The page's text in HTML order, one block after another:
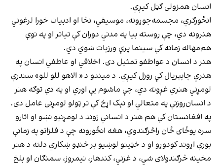
انسان همزولی ګڼل کیږي.
انځورګري، مجسمه‌جوړونه، موسیقي، نڅا او ادبیات خورا لرغوني
هنرونه دي، چې روسته بیا په مدني دوران کې تیاتر او په نوې
هم‌مهاله زمانه کې سینما پرې ورزیات شوي دي.
هنر د انسان د عواطفو تمثیل دی. اخلاقي او عاطفي انسان په
هنري چاپېریال کې روزل کیږي. د میندو د « الاهو للو للو» سندرې
لومړني هنري غږونه دي، چې ماشوم یې اوري او په دې توګه هنر
د انسان‌روزنې په متعالي او نېک اړخ کې تر ټولو لومړنی عامل دی.
په افغانستان کې هم هنر د انساني ژوند د لومړنیو نښو او اثارو
سره یوځای ځان راڅرګندوي، هغه انځورونه چې د فلزاتو په زمانې
پورې اړوند کودوړو او د خټینو لوښیو پر څنډو ښکاري دلته د هنر
مخینه څرګندولای شي، د غزني، کندهار، نیمروز، سمنګان او بلخ